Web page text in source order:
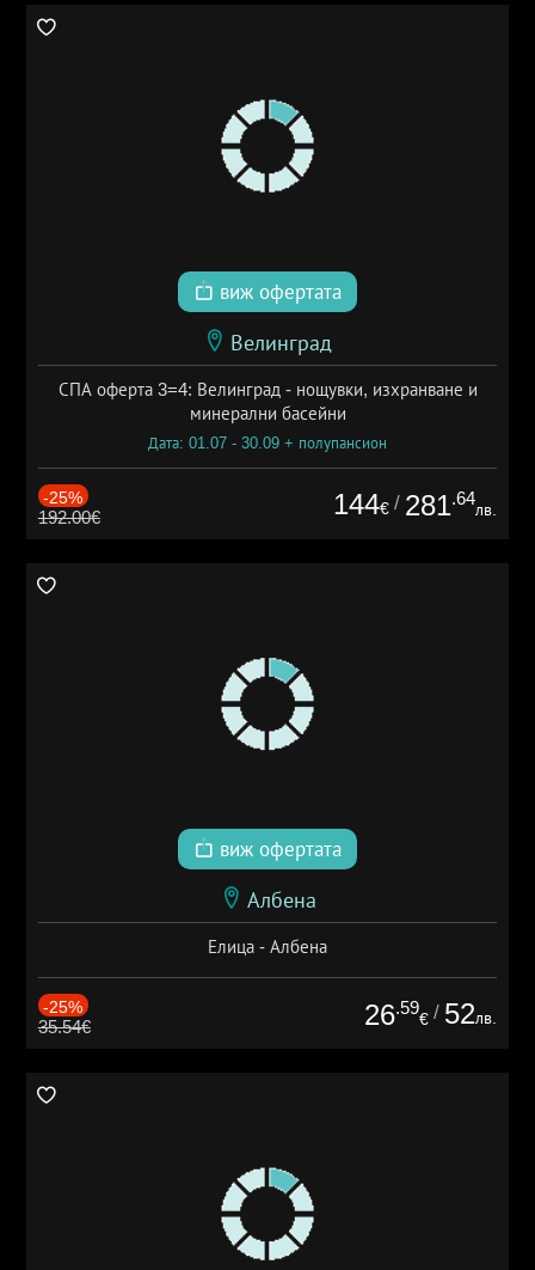
виж офертата
Велинград
СПА оферта 3=4: Велинград - нощувки, изхранване и
минерални басейни
Дата: 01.07 - 30.09 + полупансион
-25%
192.00€ 144€ / 281.64
лв.
виж офертата
Албена
Елица - Албена
-25%
35.54€ 26.59
€ / 52лв.